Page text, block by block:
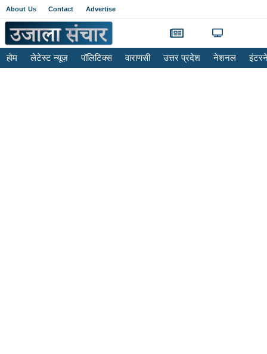
About Us Contact Advertise
होम लेटेस्ट न्यूज़ पॉलिटिक्स वाराणसी उत्तर प्रदेश नेशनल